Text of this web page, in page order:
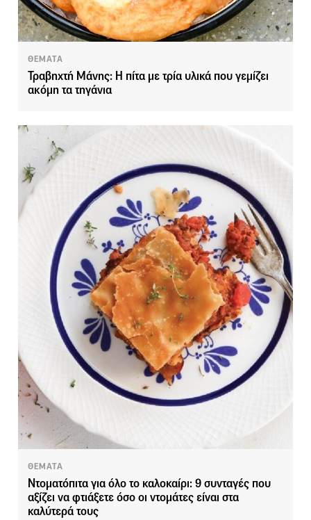
ΘΕΜΑΤΑ
Τραβηχτή Μάνης: Η πίτα με τρία υλικά που γεμίζει
ακόμη τα τηγάνια
ΘΕΜΑΤΑ
Ντοματόπιτα για όλο το καλοκαίρι: 9 συνταγές που
αξίζει να φτιάξετε όσο οι ντομάτες είναι στα
καλύτερά τους